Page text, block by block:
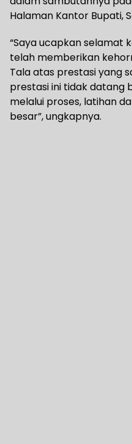
Halaman Kantor Bupati,
“Saya ucapkan selamat
telah memberikan
Tala atas prestasi yang
prestasi ini tidak datang
melalui proses, latihan
besar”, ungkapnya.